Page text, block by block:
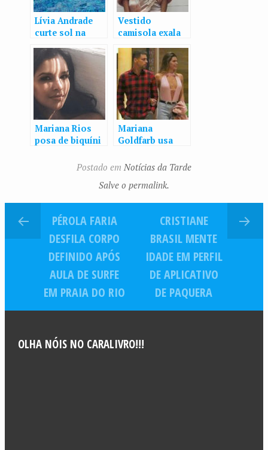
Lívia Andrade
curte sol na
em dia de calor
Vestido
camisola exala
conquistou as
famosas, veja
como usar
Mariana Rios
posa de biquíni
impressiona fãs
Mariana
Goldfarb usa
para ir ao
Cauã Reymond
Postado em Notícias da Tarde
Salve o permalink.
PÉROLA FARIA
DESFILA CORPO
DEFINIDO APÓS
AULA DE SURFE
EM PRAIA DO RIO
CRISTIANE
BRASIL MENTE
IDADE EM PERFIL
DE APLICATIVO
DE PAQUERA
OLHA NÓIS NO CARALIVRO!!!